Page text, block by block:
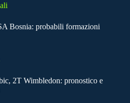
Bosnia: probabili formazioni
2T Wimbledon: pronostico e